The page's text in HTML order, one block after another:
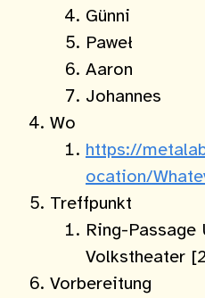
Günni
Paweł
Aaron
Johannes
Wo
https://
ocation/
Treffpunkt
Ring-Passage
Volkstheater
Vorbereitung